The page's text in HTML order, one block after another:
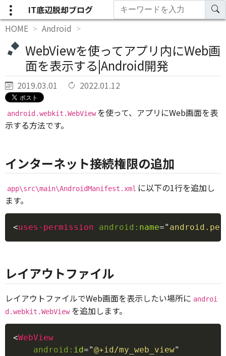
IT底辺脱却ブログ
HOME
Android
WebViewを使ってアプリ内にWeb画
面を表示する|Android開発
2019.03.01 2022.01.12
android.webkit.WebView を使って、アプリにWeb画面を表
示する方法です。
インターネット接続権限の追加
app\src\main\AndroidManifest.xml に以下の1行を追加し
ます。
<uses-permission android: name=" Copy
レイアウトファイル
レイアウトファイルでWeb画面を表示したい場所に androi
d.webkit.WebView を追加します。
<WebView
android: id="@+id/my_web_view"